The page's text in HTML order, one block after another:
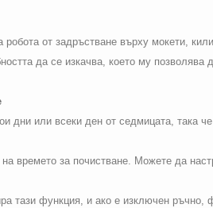
робота от задръстване върху мокети,
да се изкачва, което му позволява
дни или всеки ден от седмицата, така
времето за почистване. Можете да
тази функция, и ако е изключен ръчно,